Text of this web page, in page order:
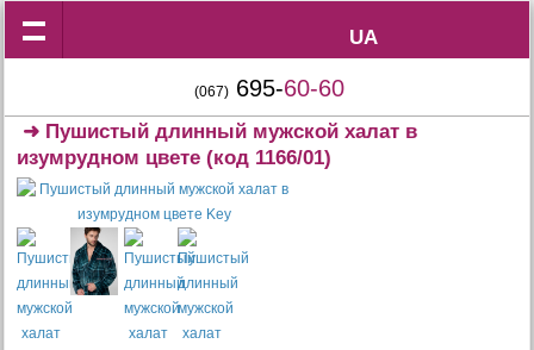
UA
UA
(067) 695-60-60
➜ Пушистый длинный мужской халат в
изумрудном цвете (код 1166/01)